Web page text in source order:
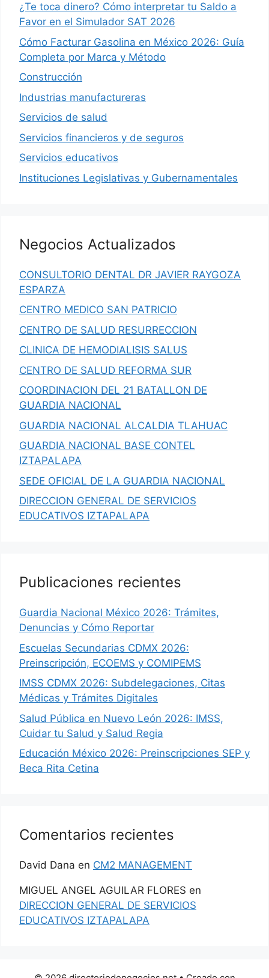
¿Te toca dinero? Cómo interpretar tu Saldo a
Favor en el Simulador SAT 2026
Cómo Facturar Gasolina en México 2026: Guía
Completa por Marca y Método
Construcción
Industrias manufactureras
Servicios de salud
Servicios financieros y de seguros
Servicios educativos
Instituciones Legislativas y Gubernamentales
Negocios Actualizados
CONSULTORIO DENTAL DR JAVIER RAYGOZA
ESPARZA
CENTRO MEDICO SAN PATRICIO
CENTRO DE SALUD RESURRECCION
CLINICA DE HEMODIALISIS SALUS
CENTRO DE SALUD REFORMA SUR
COORDINACION DEL 21 BATALLON DE
GUARDIA NACIONAL
GUARDIA NACIONAL ALCALDIA TLAHUAC
GUARDIA NACIONAL BASE CONTEL
IZTAPALAPA
SEDE OFICIAL DE LA GUARDIA NACIONAL
DIRECCION GENERAL DE SERVICIOS
EDUCATIVOS IZTAPALAPA
Publicaciones recientes
Guardia Nacional México 2026: Trámites,
Denuncias y Cómo Reportar
Escuelas Secundarias CDMX 2026:
Preinscripción, ECOEMS y COMIPEMS
IMSS CDMX 2026: Subdelegaciones, Citas
Médicas y Trámites Digitales
Salud Pública en Nuevo León 2026: IMSS,
Cuidar tu Salud y Salud Regia
Educación México 2026: Preinscripciones SEP y
Beca Rita Cetina
Comentarios recientes
David Dana en CM2 MANAGEMENT
MIGUEL ANGEL AGUILAR FLORES en
DIRECCION GENERAL DE SERVICIOS
EDUCATIVOS IZTAPALAPA